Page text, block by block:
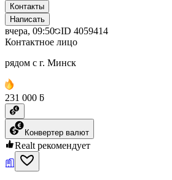
Контакты
Написать
вчера, 09:50 ID 4059414
Контактное лицо
рядом с г. Минск
231 000 ƃ
Конвертер валют
Realt рекомендует